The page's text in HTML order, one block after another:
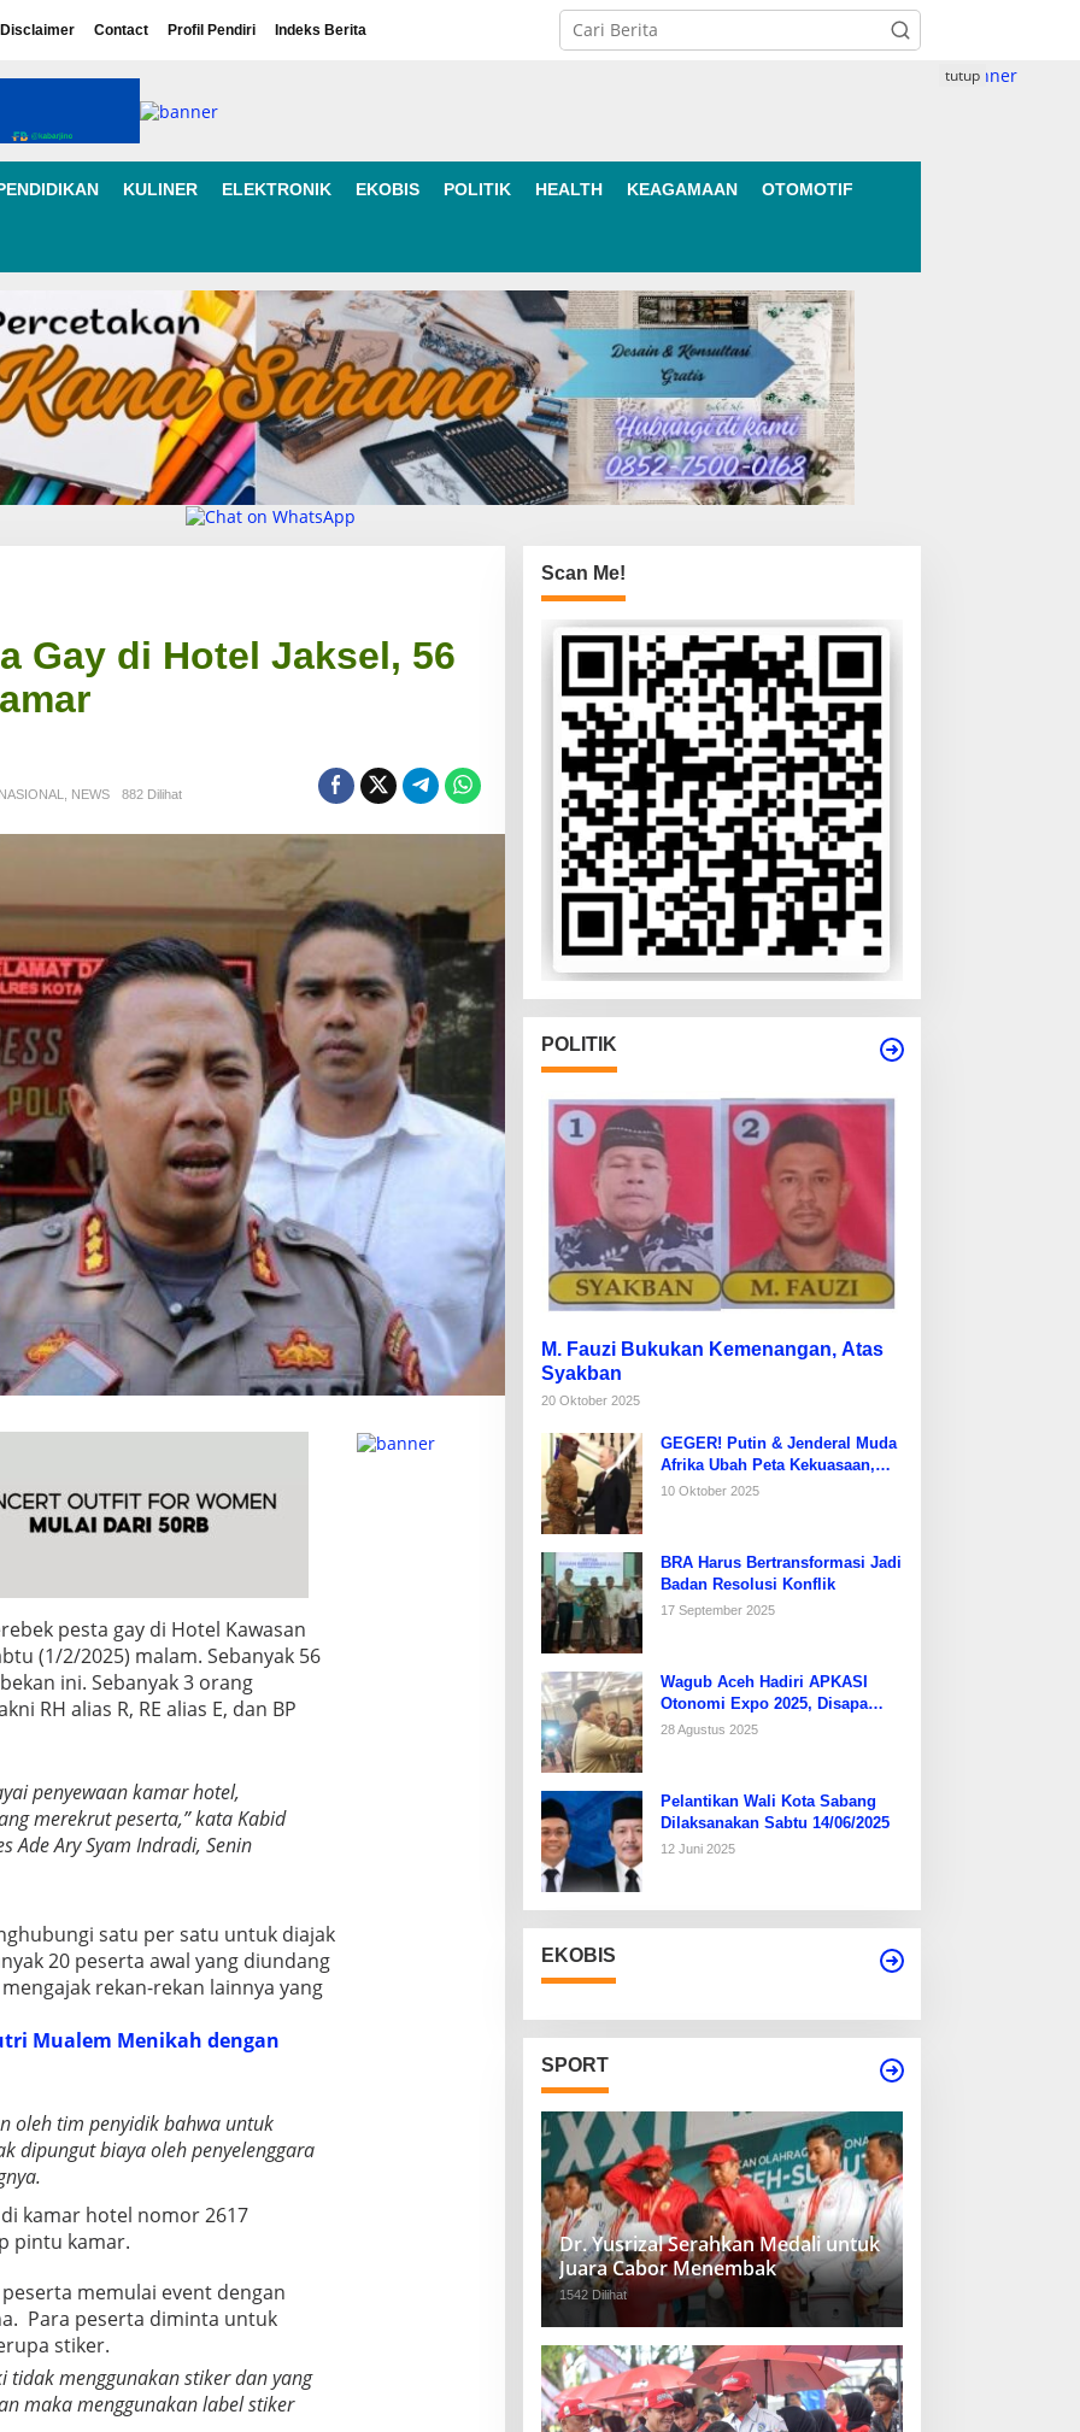
Disclaimer Contact Profil Pendiri Indeks Berita
KULINER ELEKTRONIK EKOBIS POLITIK HEALTH KEAGAMAAN OTOMOTIF
tutup
Gay di Hotel Jaksel, 56
NASIONAL NEWS 882 Dilihat
pesta gay di Hotel Kawasan
(1/2/2025) malam. Sebanyak 56
ini. Sebanyak 3 orang
RH alias R, RE alias E, dan BP
penyewaan kamar hotel,
merekrut peserta,” kata Kabid
Ade Ary Syam Indradi, Senin
satu per satu untuk diajak
20 peserta awal yang diundang
rekan-rekan lainnya yang
Mualem Menikah dengan
oleh tim penyidik bahwa untuk
dipungut biaya oleh penyelenggara
kamar hotel nomor 2617
pintu kamar.
memulai event dengan
Para peserta diminta untuk
stiker.
tidak menggunakan stiker dan yang
maka menggunakan label stiker
Scan Me!
POLITIK
M. Fauzi Bukukan Kemenangan, Atas
Syakban
20 Oktober 2025
GEGER! Putin & Jenderal Muda
Afrika Ubah Peta Kekuasaan,
Prancis Diusir dari Sahel!
10 Oktober 2025
BRA Harus Bertransformasi Jadi
Badan Resolusi Konflik
17 September 2025
Wagub Aceh Hadiri APKASI
Otonomi Expo 2025, Disapa
Hangat Presiden Prabowo
28 Agustus 2025
Pelantikan Wali Kota Sabang
Dilaksanakan Sabtu 14/06/2025
12 Juni 2025
EKOBIS
SPORT
Dr. Yusrizal Serahkan Medali untuk
Juara Cabor Menembak
1542 Dilihat